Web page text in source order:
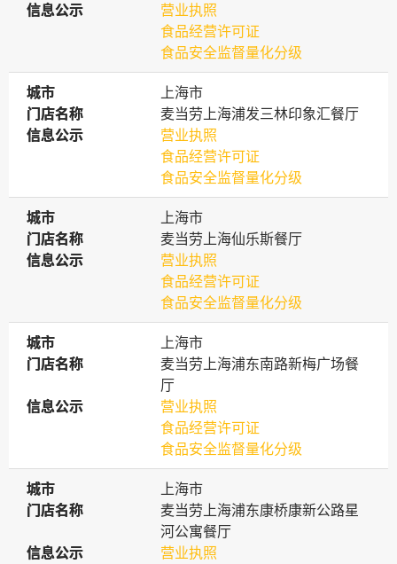
信息公示
信息公示
营业执照
食品经营许可证
食品安全监督量化分级
城市
城市
上海市
门店名称
门店名称
麦当劳上海浦发三林印象汇餐厅
信息公示
信息公示
营业执照
食品经营许可证
食品安全监督量化分级
城市
城市
上海市
门店名称
门店名称
麦当劳上海仙乐斯餐厅
信息公示
信息公示
营业执照
食品经营许可证
食品安全监督量化分级
城市
城市
上海市
门店名称
门店名称
麦当劳上海浦东南路新梅广场餐
厅
信息公示
信息公示
营业执照
食品经营许可证
食品安全监督量化分级
城市
城市
上海市
门店名称
门店名称
麦当劳上海浦东康桥康新公路星
河公寓餐厅
信息公示
信息公示
营业执照